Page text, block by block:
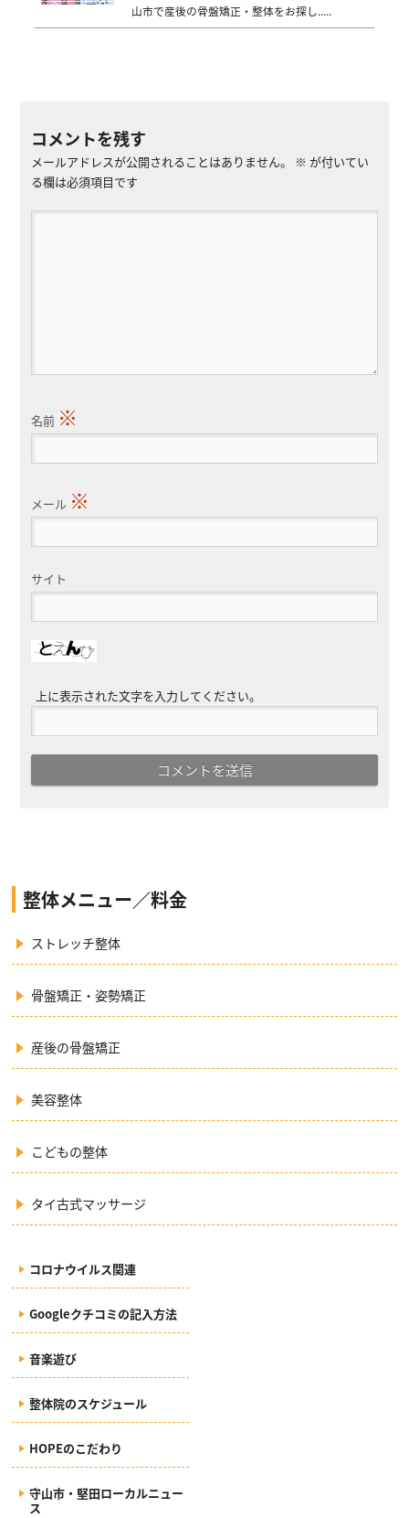
山市で産後の骨盤矯正・整体をお探し.....
コメントを残す
メールアドレスが公開されることはありません。 ※ が付いてい
る欄は必須項目です
名前 ※
メール ※
サイト
上に表示された文字を入力してください。
整体メニュー／料金
ストレッチ整体
骨盤矯正・姿勢矯正
産後の骨盤矯正
美容整体
こどもの整体
タイ古式マッサージ
コロナウイルス関連
Googleクチコミの記入方法
音楽遊び
整体院のスケジュール
HOPEのこだわり
守山市・堅田ローカルニュー
ス